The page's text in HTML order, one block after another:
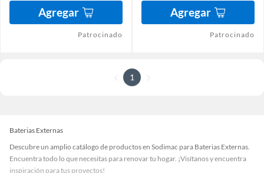
Agregar
Patrocinado
Agregar
Patrocinado
1
Baterias Externas
Descubre un amplio catálogo de productos en Sodimac para Baterias Externas.
Encuentra todo lo que necesitas para renovar tu hogar. ¡Visítanos y encuentra
inspiración para tus proyectos!